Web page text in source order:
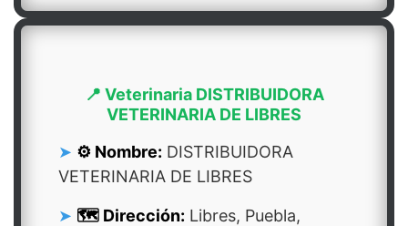
📍 Veterinaria DISTRIBUIDORA
VETERINARIA DE LIBRES
⚙️ Nombre: DISTRIBUIDORA
VETERINARIA DE LIBRES
🗺️ Dirección: Libres, Puebla,